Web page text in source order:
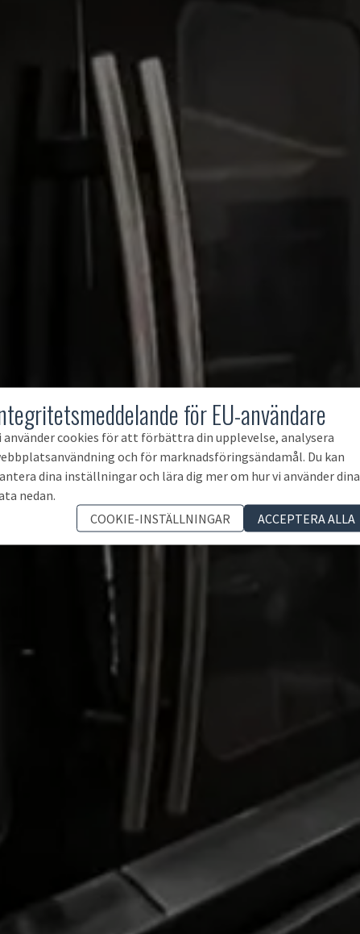
för EU-användare
använder cookies för att förbättra din upplevelse, analysera
och för marknadsföringsändamål. Du kan
dina inställningar och lära dig mer om hur vi använder dina
nedan.
COOKIE-INSTÄLLNINGAR
ACCEPTERA ALLA